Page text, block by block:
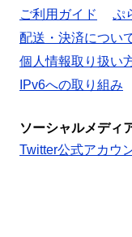
ご利用ガイド
ぷ
配送・決済につい
個人情報取り扱い
IPv6への取り組み
ソーシャルメディ
Twitter公式アカウ